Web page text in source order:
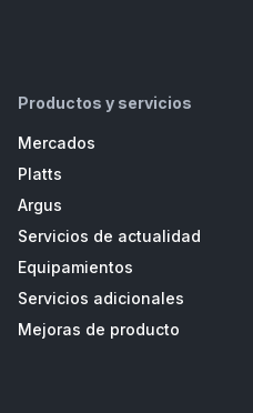
Productos y servicios
Mercados
Platts
Argus
Servicios de actualidad
Equipamientos
Servicios adicionales
Mejoras de producto